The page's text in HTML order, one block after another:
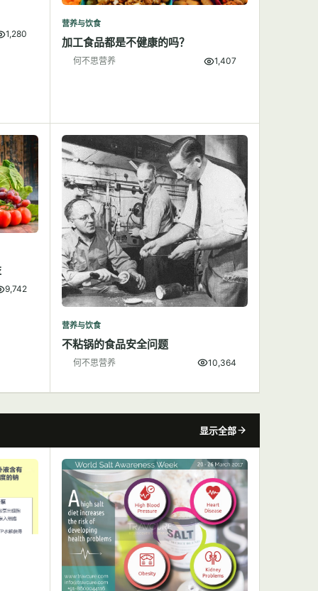
1,280
营养与饮食
加工食品都是不健康的吗？
何不思营养 1,407
9,742
营养与饮食
不粘锅的食品安全问题
何不思营养 10,364
显示全部